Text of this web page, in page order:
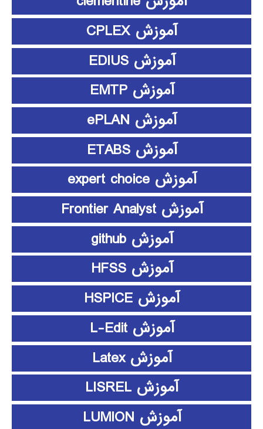
آموزش CPLEX
آموزش EDIUS
آموزش EMTP
آموزش ePLAN
آموزش ETABS
آموزش expert choice
آموزش Frontier Analyst
آموزش github
آموزش HFSS
آموزش HSPICE
آموزش L-Edit
آموزش Latex
آموزش LISREL
آموزش LUMION